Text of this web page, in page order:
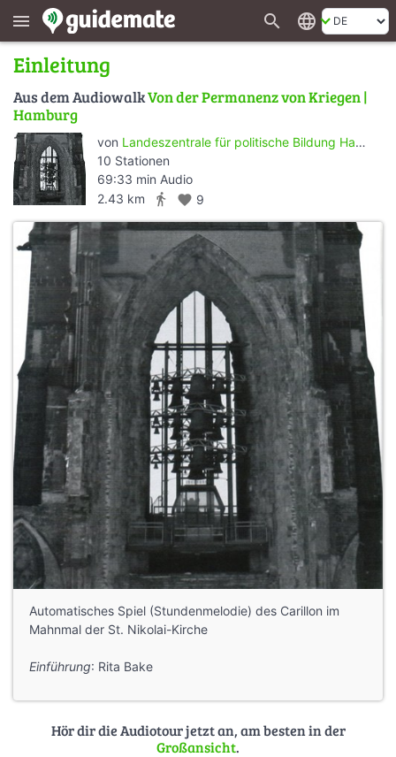
menu search language
Einleitung
Aus dem AudiowalkVon der Permanenz von Kriegen |
Hamburg
von Landeszentrale für politische Bildung Hamburg
10 Stationen
69:33 min Audio
2.43 km
directions_walk favorite 9
Automatisches Spiel (Stundenmelodie) des Carillon im
Mahnmal der St. Nikolai-Kirche
Einführung: Rita Bake
Hör dir die Audiotour jetzt an, am besten in der
Großansicht.